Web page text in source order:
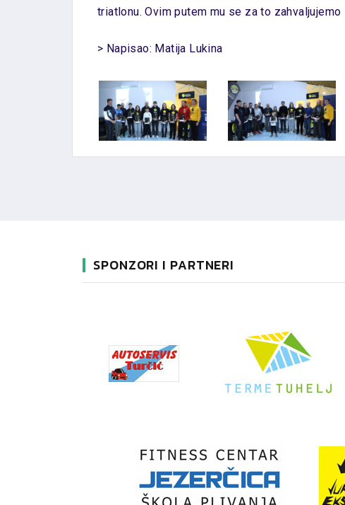
triatlonu. Ovim putem mu se za to
> Napisao: Matija Lukina
SPONZORI I PARTNERI